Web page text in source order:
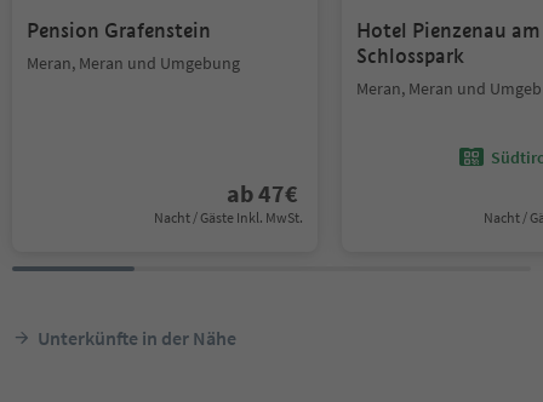
Pension Grafenstein
Meran, Meran und Umgebung
ab47€
Nacht / Gäste Inkl. MwSt.
Hotel Pienzenau am
Schlosspark
Meran, Meran und
Nacht /
Unterkünfte in der Nähe